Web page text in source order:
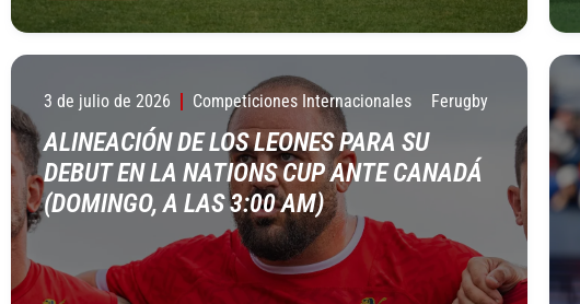
3 de julio de 2026 Competiciones Internacionales Ferugby
ALINEACIÓN DE LOS LEONES PARA SU
DEBUT EN LA NATIONS CUP ANTE CANADÁ
(DOMINGO, A LAS 3:00 AM)